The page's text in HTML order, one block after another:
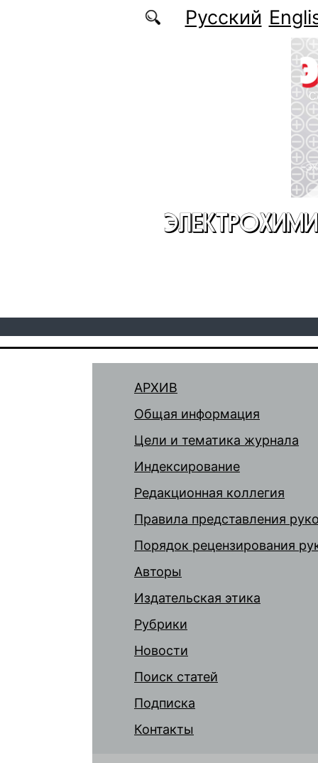
Перейти к основному содержаниюРусский
АРХИВ
Общая информация
Цели и тематика журнала
Индексирование
Редакционная коллегия
Правила представления
Порядок рецензирования
Авторы
Издательская этика
Рубрики
Новости
Поиск статей
Подписка
Контакты